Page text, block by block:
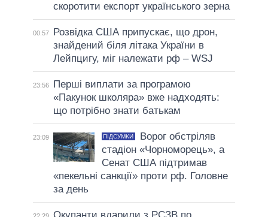
скоротити експорт українського зерна
00:57
Розвідка США припускає, що дрон,
знайдений біля літака України в
Лейпцигу, міг належати рф – WSJ
23:56
Перші виплати за програмою
«Пакунок школяра» вже надходять:
що потрібно знати батькам
23:09 ПІДСУМКИ
Ворог обстріляв
стадіон «Чорноморець», а
Сенат США підтримав
«пекельні санкції» проти рф. Головне
за день